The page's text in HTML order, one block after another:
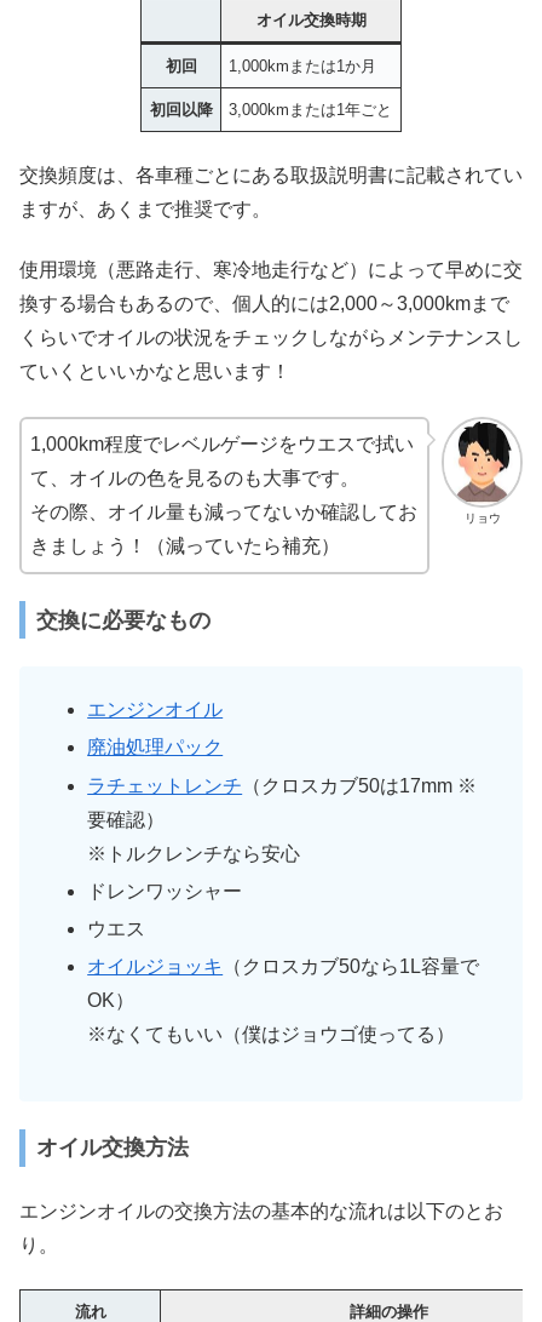
オイル交換時期
初回 1,000kmまたは1か月
初回以降 3,000kmまたは1年ごと
交換頻度は、各車種ごとにある取扱説明書に記載されてい
ますが、あくまで推奨です。
使用環境（悪路走行、寒冷地走行など）によって早めに交
換する場合もあるので、個人的には2,000～3,000kmまで
くらいでオイルの状況をチェックしながらメンテナンスし
ていくといいかなと思います！
リョウ
1,000km程度でレベルゲージをウエスで拭い
て、オイルの色を見るのも大事です。
その際、オイル量も減ってないか確認してお
きましょう！（減っていたら補充）
交換に必要なもの
エンジンオイル
廃油処理パック
ラチェットレンチ （クロスカブ50は17mm ※
要確認）
※トルクレンチなら安心
ドレンワッシャー
ウエス
オイルジョッキ
（クロスカブ50なら1L容量で
OK）
※なくてもいい（僕はジョウゴ使ってる）
オイル交換方法
エンジンオイルの交換方法の基本的な流れは以下のとお
り。
流れ 詳細の操作